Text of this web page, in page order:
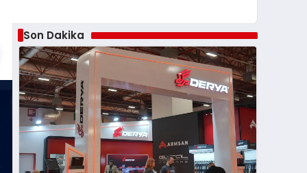
Son Dakika